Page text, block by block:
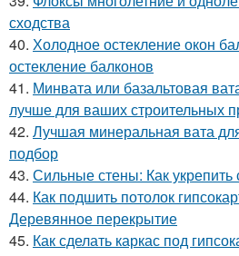
сходства
40. Холодное остекление окон
остекление балконов
41. Минвата или базальтовая
лучше для ваших строительных
42. Лучшая минеральная вата
подбор
43. Сильные стены: Как
44. Как подшить потолок
Деревянное перекрытие
45. Как сделать каркас под